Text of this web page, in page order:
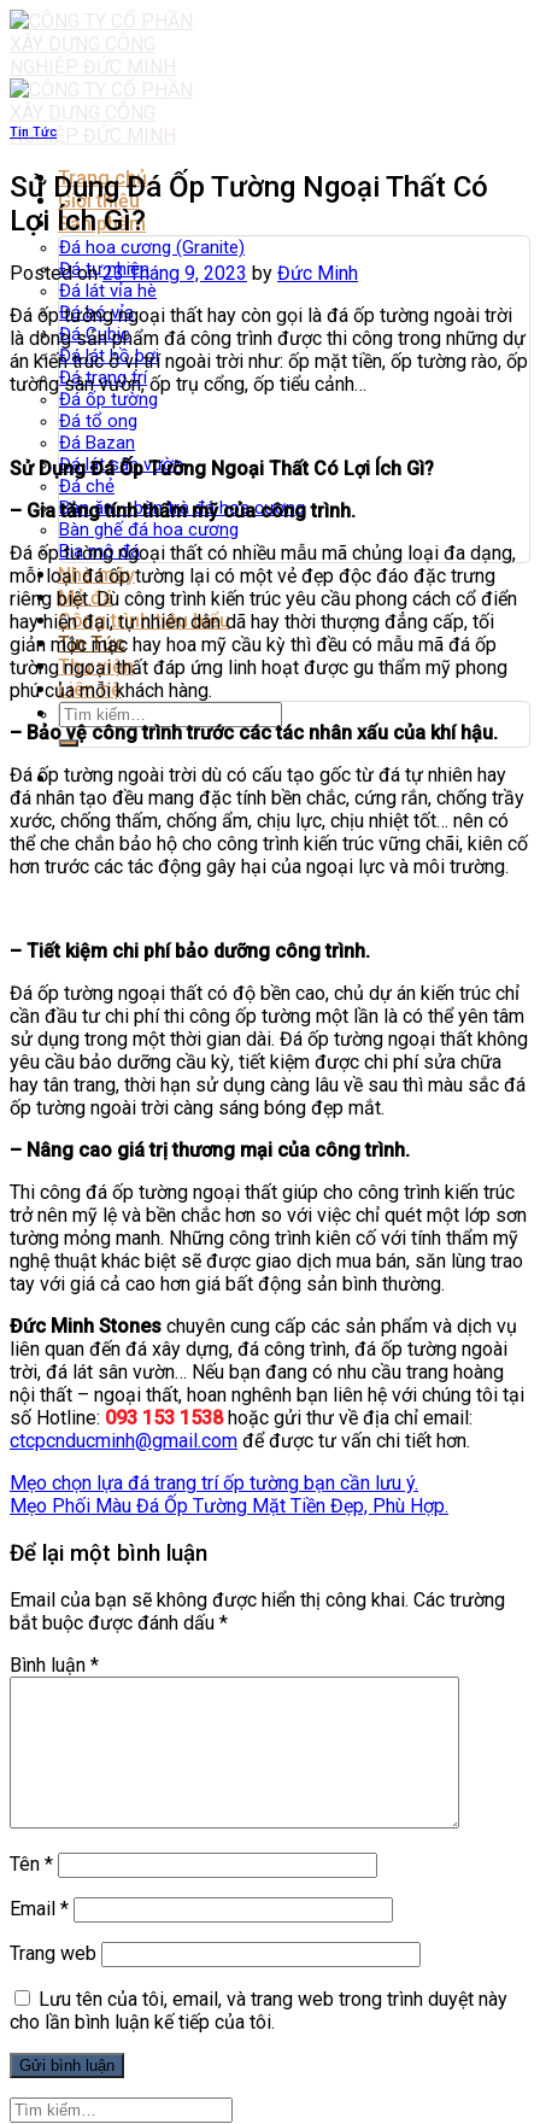
Skip
Trang chủ
Giới thiệu
Sản phẩm
Đá hoa cương (Granite)
Đá tự nhiên
Đá lát vỉa hè
Đá bó vỉa
Đá Cubic
Đá lát hồ bơi
Đá trang trí
Đá ốp tường
Đá tổ ong
Đá Bazan
Đá lát sân vườn
Đá chẻ
Bàn ăn – bàn trà đá hoa cương
Bàn ghế đá hoa cương
Bia mộ đá
Nhà máy
Mỏ đá
Công trình tiêu biểu
Tin Tức
Thư viện
Liên hệ
Tìm
kiếm:
Tin Tức
Sử Dụng Đá Ốp Tường Ngoại Thất Có
Lợi Ích Gì?
Posted on23 Tháng 9, 2023 by Đức Minh
Đá ốp tường ngoại thất hay còn gọi là đá ốp tường ngoài trời
là dòng sản phẩm đá công trình được thi công trong những dự
án kiến trúc ở vị trí ngoài trời như: ốp mặt tiền, ốp tường rào, ốp
tường sân vườn, ốp trụ cổng, ốp tiểu cảnh…
Sử Dụng Đá Ốp Tường Ngoại Thất Có Lợi Ích Gì?
– Gia tăng tính thẩm mỹ của công trình.
Đá ốp tường ngoại thất có nhiều mẫu mã chủng loại đa dạng,
mỗi loại đá ốp tường lại có một vẻ đẹp độc đáo đặc trưng
riêng biệt. Dù công trình kiến trúc yêu cầu phong cách cổ điển
hay hiện đại, tự nhiên dân dã hay thời thượng đẳng cấp, tối
giản mộc mạc hay hoa mỹ cầu kỳ thì đều có mẫu mã đá ốp
tường ngoại thất đáp ứng linh hoạt được gu thẩm mỹ phong
phú của mỗi khách hàng.
– Bảo vệ công trình trước các tác nhân xấu của khí hậu.
Đá ốp tường ngoài trời dù có cấu tạo gốc từ đá tự nhiên hay
đá nhân tạo đều mang đặc tính bền chắc, cứng rắn, chống trầy
xước, chống thấm, chống ẩm, chịu lực, chịu nhiệt tốt… nên có
thể che chắn bảo hộ cho công trình kiến trúc vững chãi, kiên cố
hơn trước các tác động gây hại của ngoại lực và môi trường.
– Tiết kiệm chi phí bảo dưỡng công trình.
Đá ốp tường ngoại thất có độ bền cao, chủ dự án kiến trúc chỉ
cần đầu tư chi phí thi công ốp tường một lần là có thể yên tâm
sử dụng trong một thời gian dài. Đá ốp tường ngoại thất không
yêu cầu bảo dưỡng cầu kỳ, tiết kiệm được chi phí sửa chữa
hay tân trang, thời hạn sử dụng càng lâu về sau thì màu sắc đá
ốp tường ngoài trời càng sáng bóng đẹp mắt.
– Nâng cao giá trị thương mại của công trình.
Thi công đá ốp tường ngoại thất giúp cho công trình kiến trúc
trở nên mỹ lệ và bền chắc hơn so với việc chỉ quét một lớp sơn
tường mỏng manh. Những công trình kiên cố với tính thẩm mỹ
nghệ thuật khác biệt sẽ được giao dịch mua bán, săn lùng trao
tay với giá cả cao hơn giá bất động sản bình thường.
Đức Minh Stones chuyên cung cấp các sản phẩm và dịch vụ
liên quan đến đá xây dựng, đá công trình, đá ốp tường ngoài
trời, đá lát sân vườn… Nếu bạn đang có nhu cầu trang hoàng
nội thất – ngoại thất, hoan nghênh bạn liên hệ với chúng tôi tại
số Hotline: 093 153 1538hoặc gửi thư về địa chỉ email:
ctcpcnducminh@gmail.com để được tư vấn chi tiết hơn.
Mẹo chọn lựa đá trang trí ốp tường bạn cần lưu ý.
Mẹo Phối Màu Đá Ốp Tường Mặt Tiền Đẹp, Phù Hợp.
Để lại một bình luận
Email của bạn sẽ không được hiển thị công khai. Các trường
bắt buộc được đánh dấu *
Bình luận *
Tên *
Email *
Trang web
Lưu tên của tôi, email, và trang web trong trình duyệt này
cho lần bình luận kế tiếp của tôi.